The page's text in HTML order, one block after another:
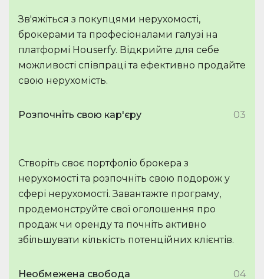
Зв'яжіться з покупцями нерухомості,
брокерами та професіоналами галузі на
платформі Houserfy. Відкрийте для себе
можливості співпраці та ефективно продайте
свою нерухомість.
Розпочніть свою кар'єру 03
Створіть своє портфоліо брокера з
нерухомості та розпочніть свою подорож у
сфері нерухомості. Завантажте програму,
продемонструйте свої оголошення про
продаж чи оренду та почніть активно
збільшувати кількість потенційних клієнтів.
Необмежена свобода 04